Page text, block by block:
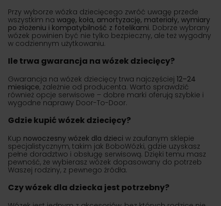
Przy wyborze wózka dziecięcego zwróć uwagę przede
wszystkim na wagę, koła, amortyzację, materiały, wymiary
po złożeniu i kompatybilność z fotelikami. Dobrze wybrany
wózek powinien być nie tylko bezpieczny, ale też wygodny
w codziennym użytkowaniu.
Ile trwa gwarancja na wózek dziecięcy?
Gwarancja na wózek dziecięcy trwa najczęściej 12–24
miesiące, zależnie od producenta. Warto sprawdzić
również opcje serwisowe – dobre marki oferują szybkie i
wygodne naprawy Door-To-Door.
Gdzie kupić wózek dziecięcy?
Kup nowoczesny wózek dla dzieci w zaufanym sklepie
specjalistycznym, takim jak BoboWózki, gdzie uzyskasz
pełne doradztwo i obsługę serwisową. Dzięki temu masz
pewność, że wybierasz wózek dopasowany do potrzeb
Waszej rodziny, z pewnego źródła.
Czy wózek dla dziecka jest potrzebny?